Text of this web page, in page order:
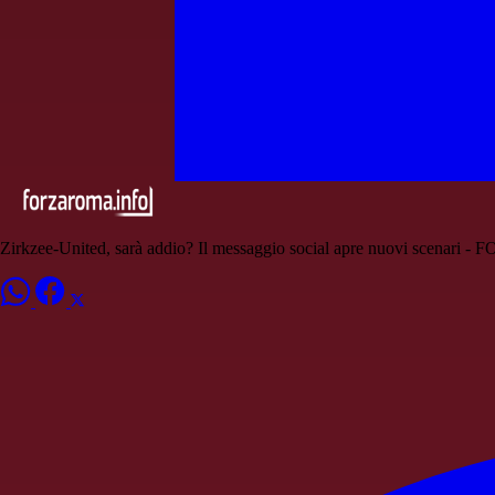
Zirkzee-United, sarà addio? Il messaggio social apre nuovi scenari -